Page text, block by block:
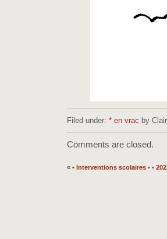
Filed under: * en vrac by
Comments are closed.
« • Interventions scolaires • •